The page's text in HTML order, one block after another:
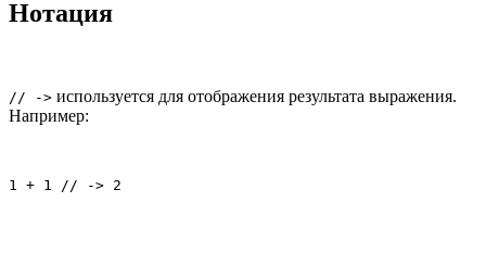
Нотация
// -> используется для отображения результата выражения.
Например:
1 + 1 // -> 2